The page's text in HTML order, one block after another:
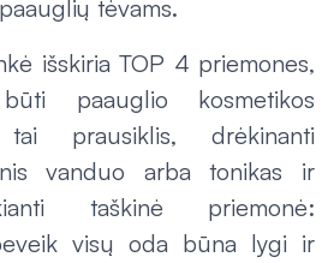
tėvams.
išskiria TOP 4 priemones,
paauglio kosmetikos
prausiklis, drėkinanti
vanduo arba tonikas ir
taškinė priemonė:
visų oda būna lygi ir